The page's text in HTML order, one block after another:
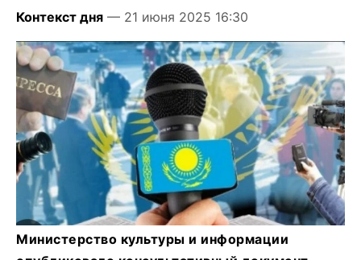
Контекст дня — 21 июня 2025 16:30
Министерство культуры и информации